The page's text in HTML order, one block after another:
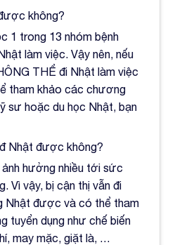
không?
1 trong 13 nhóm bệnh
làm việc. Vậy nên, nếu
THỂ đi Nhật làm việc
tham khảo các chương
sư hoặc du học Nhật, bạn
Nhật được không?
hưởng nhiều tới sức
Vì vậy, bị cận thị vẫn đi
Nhật được và có thể tham
tuyển dụng như chế biến
may mặc, giặt là, …